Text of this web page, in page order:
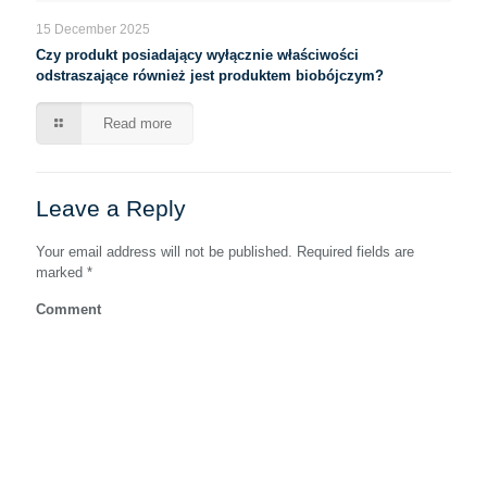
15 December 2025
Czy produkt posiadający wyłącznie właściwości
odstraszające również jest produktem biobójczym?
Read more
Leave a Reply
Your email address will not be published. Required fields are
marked *
Comment